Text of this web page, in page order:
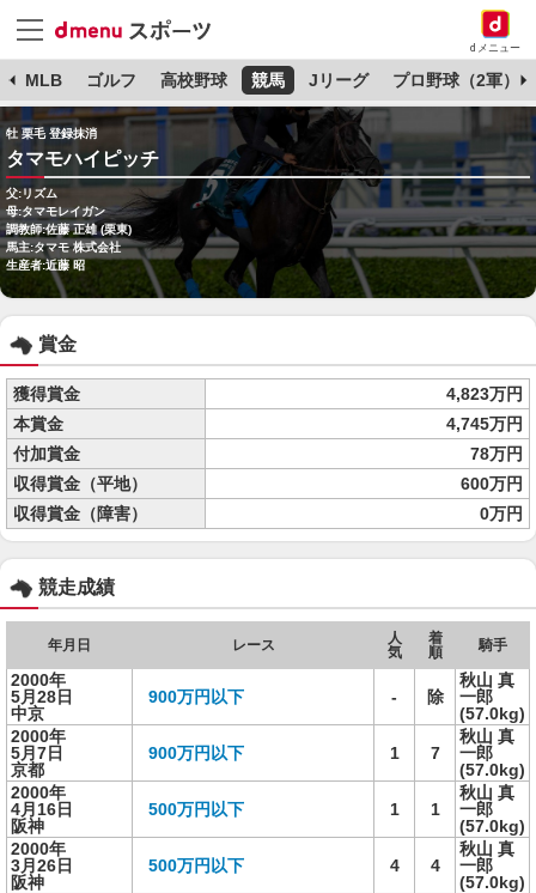
dメニュー
MLB ゴルフ 高校野球 競馬 Jリーグ プロ野球（2軍）
牡 栗毛 登録抹消
タマモハイピッチ
父:リズム
母:タマモレイガン
調教師:佐藤 正雄 (栗東)
馬主:タマモ 株式会社
生産者:近藤 昭
賞金
獲得賞金
4,823万円
本賞金
4,745万円
付加賞金
78万円
収得賞金（平地）
600万円
収得賞金（障害）
0万円
競走成績
年月日 レース
人
気
着
順
騎手
2000年
5月28日
中京
900万円以下 - 除
秋山 真
一郎
(57.0kg)
2000年
5月7日
京都
900万円以下 1 7
秋山 真
一郎
(57.0kg)
2000年
4月16日
阪神
500万円以下 1 1
秋山 真
一郎
(57.0kg)
2000年
3月26日
阪神
500万円以下 4 4
秋山 真
一郎
(57.0kg)